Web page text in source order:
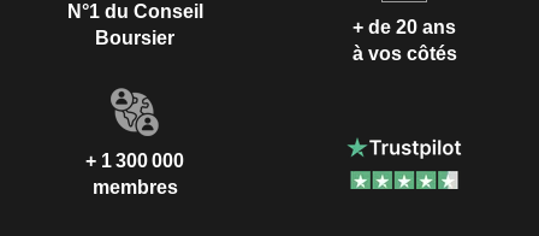
N°1 du Conseil
Boursier
+ de 20 ans
à vos côtés
+ 1 300 000
membres